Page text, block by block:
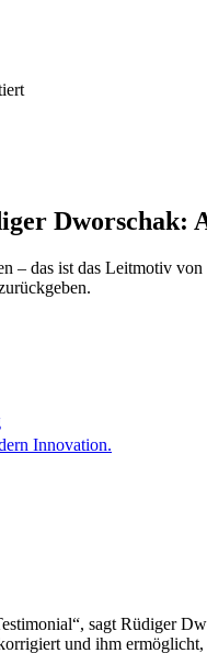
Dworschak:
– das ist das Leitmotiv
Innovation.
sagt Rüdiger
und ihm